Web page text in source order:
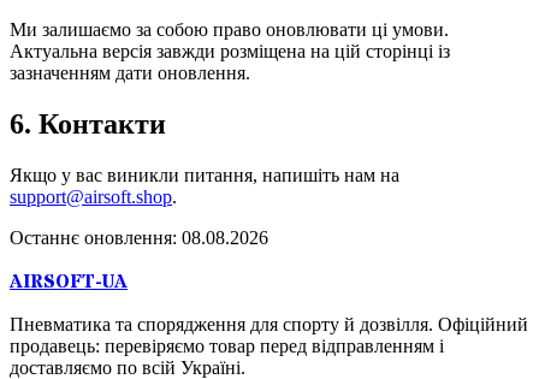
Ми залишаємо за собою право оновлювати ці умови.
Актуальна версія завжди розміщена на цій сторінці із
зазначенням дати оновлення.
6. Контакти
Якщо у вас виникли питання, напишіть нам на
support@airsoft.shop.
Останнє оновлення: 08.08.2026
AIRSOFT-UA
Пневматика та спорядження для спорту й дозвілля. Офіційний
продавець: перевіряємо товар перед відправленням і
доставляємо по всій Україні.